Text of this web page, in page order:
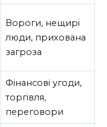
Вороги, нещирі
люди, прихована
загроза
Фінансові угоди,
торгівля,
переговори